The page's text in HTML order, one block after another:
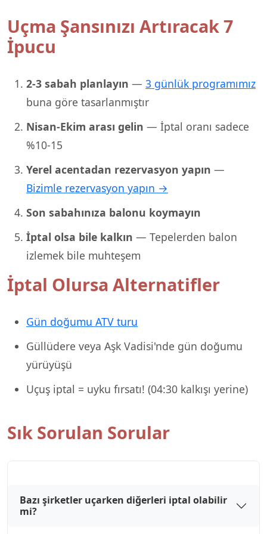
Uçma Şansınızı Artıracak 7
İpucu
2-3 sabah planlayın — 3 günlük programımız
buna göre tasarlanmıştır
Nisan-Ekim arası gelin — İptal oranı sadece
%10-15
Yerel acentadan rezervasyon yapın —
Bizimle rezervasyon yapın →
Son sabahınıza balonu koymayın
İptal olsa bile kalkın — Tepelerden balon
izlemek bile muhteşem
İptal Olursa Alternatifler
Gün doğumu ATV turu
Güllüdere veya Aşk Vadisi'nde gün doğumu
yürüyüşü
Uçuş iptal = uyku fırsatı! (04:30 kalkışı yerine)
Sık Sorulan Sorular
Bazı şirketler uçarken diğerleri iptal olabilir
mi?